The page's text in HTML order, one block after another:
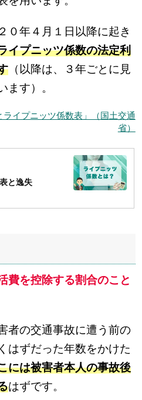
０年４月１日以降に起き
イプニッツ係数の法定利
（以降は、３年ごとに見
ます）。
ライプニッツ係数表」（国土交通
省）
と逸失
費を控除する割合のこと
者の交通事故に遭う前の
はずだった年数をかけた
には被害者本人の事故後
はずです。